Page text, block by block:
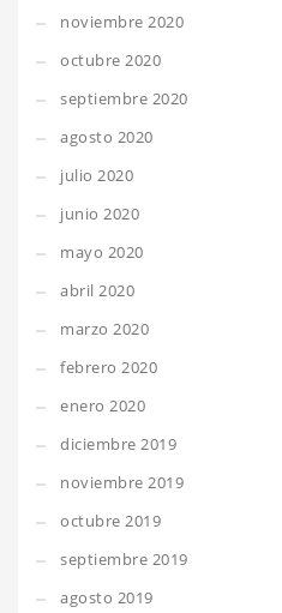
noviembre 2020
octubre 2020
septiembre 2020
agosto 2020
julio 2020
junio 2020
mayo 2020
abril 2020
marzo 2020
febrero 2020
enero 2020
diciembre 2019
noviembre 2019
octubre 2019
septiembre 2019
agosto 2019